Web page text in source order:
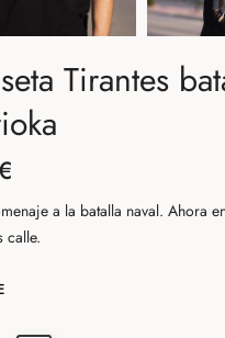
Tirantes
a la batalla naval. Ahora
calle.